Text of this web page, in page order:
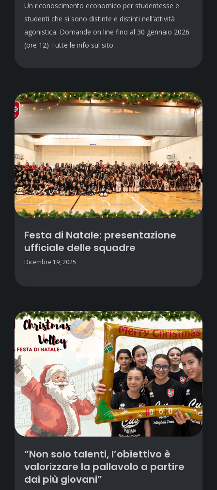
Un riconoscimento economico per studentesse e
studenti che si sono distinte e distinti nell’attività
agonistica. Domande on line fino al 30 gennaio 2026
(ore 12) Tutte le info sul sito…
Festa di Natale: presentazione
ufficiale delle squadre
Dicembre 19, 2025
“Non solo talenti, l’obiettivo è
valorizzare la pallavolo a partire
dai più giovani”